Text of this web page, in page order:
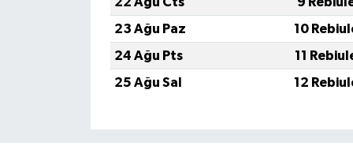
23 Ağu Paz
10
24 Ağu Pts
11
25 Ağu Sal
12
Gümüşhane Müftülüğü
Hakkari Müftülüğü